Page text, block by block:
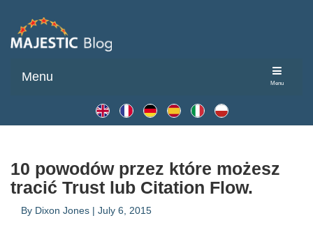
Menu
Menu
10 powodów przez które możesz
tracić Trust lub Citation Flow.
By Dixon Jones | July 6, 2015